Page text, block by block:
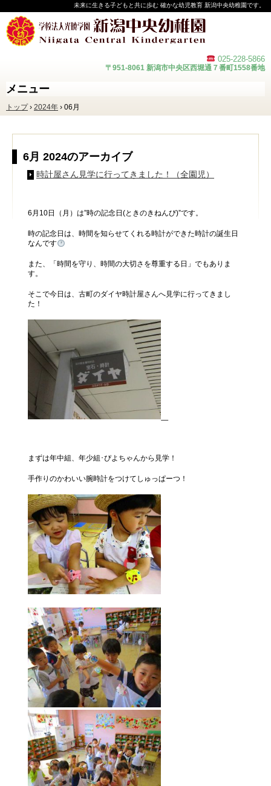
未来に生きる子どもと共に歩む 確かな幼児教育 新潟中央幼稚園です。
025-228-5866
〒951-8061 新潟市中央区西堀通７番町1558番地
メニュー
ン
へ
トップ › 2024年 › 06月
6月 2024のアーカイブ
時計屋さん見学に行ってきました！（全園児）
6月10日（月）は”時の記念日(ときのきねんび)”です。
時の記念日は、時間を知らせてくれる時計ができた時計の誕生日
なんです
また、「時間を守り、時間の大切さを尊重する日」でもありま
す。
そこで今日は、古町のダイヤ時計屋さんへ見学に行ってきまし
た！
まずは年中組、年少組･ぴよちゃんから見学！
手作りのかわいい腕時計をつけてしゅっぱーつ！